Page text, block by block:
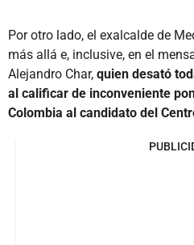
Por otro lado, el exalcalde de
más allá e, inclusive, en el
Alejandro Char, quien desató
al calificar de inconveniente
Colombia al candidato del